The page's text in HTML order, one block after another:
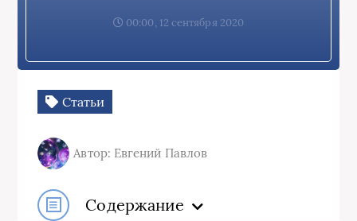
00:00, 12 сентября 2020
Статьи
Автор: Евгений Павлов
Содержание